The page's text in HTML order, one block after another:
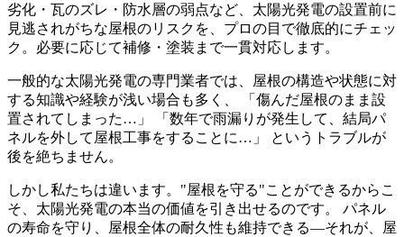
劣化・瓦のズレ・防水層の弱点など、太陽光発電の設置前に
見逃されがちな屋根のリスクを、プロの目で徹底的にチェッ
ク。必要に応じて補修・塗装まで一貫対応します。
一般的な太陽光発電の専門業者では、屋根の構造や状態に対
する知識や経験が浅い場合も多く、 「傷んだ屋根のまま設
置されてしまった…」 「数年で雨漏りが発生して、結局パ
ネルを外して屋根工事をすることに…」 というトラブルが
後を絶ちません。
しかし私たちは違います。"屋根を守る"ことができるからこ
そ、太陽光発電の本当の価値を引き出せるのです。 パネル
の寿命を守り、屋根全体の耐久性も維持できる—それが、屋